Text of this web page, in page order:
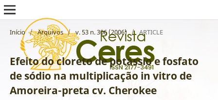
Início / Arquivos / v. 53 n. 306 (2006) / ARTICLE
Efeito do cloreto de potássio e fosfato
de sódio na multiplicação in vitro de
Amoreira-preta cv. Cherokee